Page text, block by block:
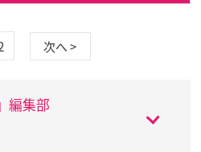
次へ >
編集部